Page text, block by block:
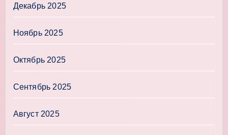
Декабрь 2025
Ноябрь 2025
Октябрь 2025
Сентябрь 2025
Август 2025